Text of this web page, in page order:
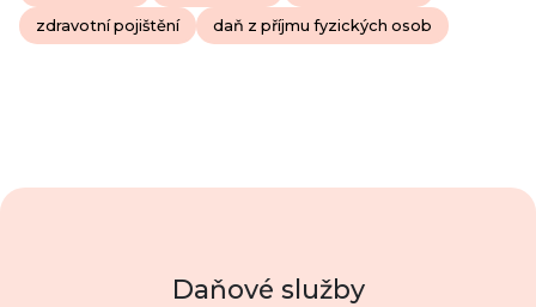
zdravotní pojištění daň z příjmu fyzických osob
Daňové služby